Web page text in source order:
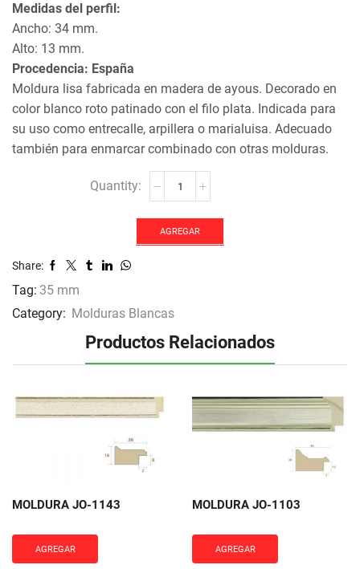
Medidas del perfil:
Ancho: 34 mm.
Alto: 13 mm.
Procedencia: España
Moldura lisa fabricada en madera de ayous. Decorado en
color blanco roto patinado con el filo plata. Indicada para
su uso como entrecalle, arpillera o marialuisa. Adecuado
también para enmarcar combinado con otras molduras.
cantidad
AGREGAR
Share:
Tag: 35 mm
Category: Molduras Blancas
Productos Relacionados
MOLDURA JO-1143
AGREGAR
MOLDURA JO-1103
AGREGAR